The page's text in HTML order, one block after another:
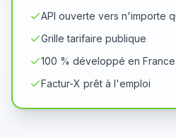
API ouverte vers n'importe
Grille tarifaire publique
100 % développé en France
Factur-X prêt à l'emploi